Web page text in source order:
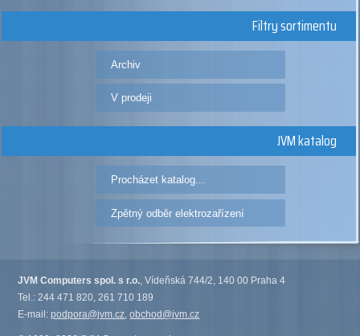
Filtry sortimentu
Archiv
V prodeji
JVM katalog
Procházet katalog...
Zpětný odběr elektrozařízení
JVM Computers spol. s r.o., Vídeňská 744/2, 140 00 Praha 4
Tel.: 244 471 820, 261 710 189
E-mail:podpora@jvm.cz,obchod@jvm.cz